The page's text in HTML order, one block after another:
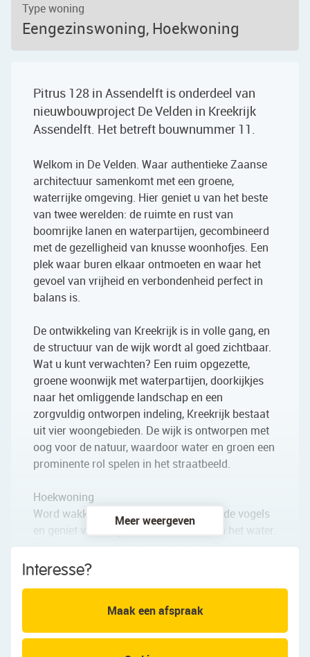
Type woning
Eengezinswoning, Hoekwoning
Pitrus 128 in Assendelft is onderdeel van
nieuwbouwproject De Velden in Kreekrijk
Assendelft. Het betreft bouwnummer 11.
Welkom in De Velden. Waar authentieke Zaanse
architectuur samenkomt met een groene,
waterrijke omgeving. Hier geniet u van het beste
van twee werelden: de ruimte en rust van
boomrijke lanen en waterpartijen, gecombineerd
met de gezelligheid van knusse woonhofjes. Een
plek waar buren elkaar ontmoeten en waar het
gevoel van vrijheid en verbondenheid perfect in
balans is.
De ontwikkeling van Kreekrijk is in volle gang, en
de structuur van de wijk wordt al goed zichtbaar.
Wat u kunt verwachten? Een ruim opgezette,
groene woonwijk met waterpartijen, doorkijkjes
naar het omliggende landschap en een
zorgvuldig ontworpen indeling, Kreekrijk bestaat
uit vier woongebieden. De wijk is ontworpen met
oog voor de natuur, waardoor water en groen een
prominente rol spelen in het straatbeeld.
Hoekwoning
Word wakker met het geluid van fluitende vogels
en geniet van lange zomeravonden aan het water.
Hier woont u midden in het groen, in Zaanse
charme.
sfeervolle, groene omgeving, waar de charme van
Zaanse architectuur en modern wooncomfort
Meer weergeven
Interesse?
Maak een afspraak